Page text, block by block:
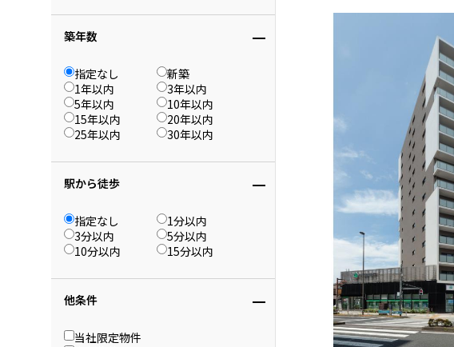
築年数
指定なし
新築
1年以内
3年以内
5年以内
10年以内
15年以内
20年以内
25年以内
30年以内
駅から徒歩
指定なし
1分以内
3分以内
5分以内
10分以内
15分以内
他条件
当社限定物件